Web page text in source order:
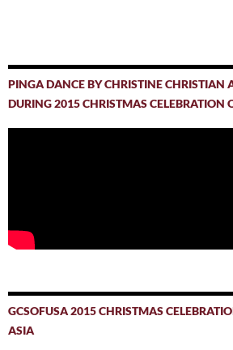
PINGA DANCE BY CHRISTINE CHRISTIAN
DURING 2015 CHRISTMAS CELEBRATION
GCSOFUSA 2015 CHRISTMAS
ASIA